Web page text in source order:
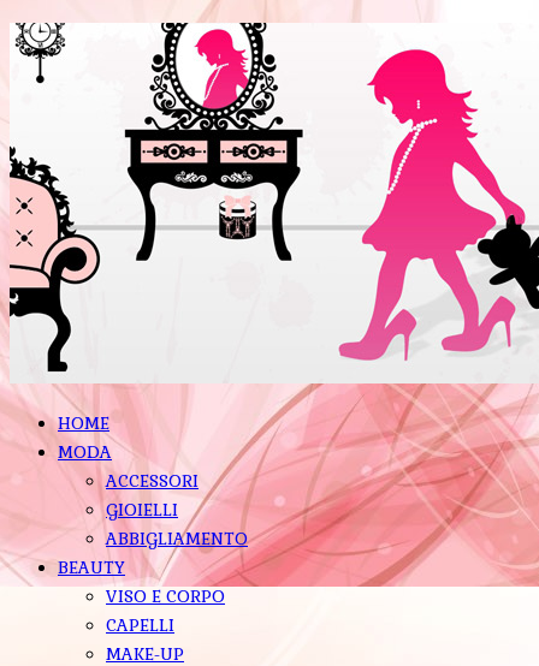
HOME
MODA
ACCESSORI
GIOIELLI
ABBIGLIAMENTO
BEAUTY
VISO E CORPO
CAPELLI
MAKE-UP